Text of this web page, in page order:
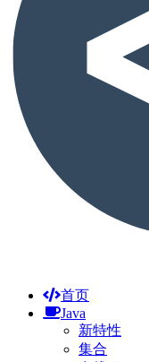
首页
Java
新特性
集合